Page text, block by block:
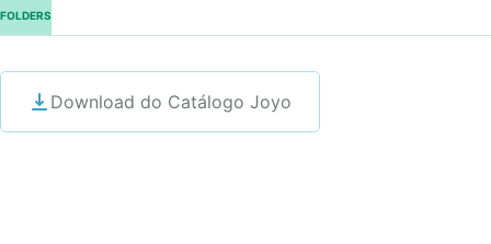
FOLDERS
Download do Catálogo Joyo